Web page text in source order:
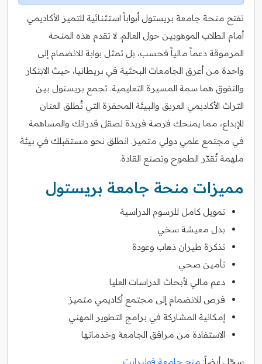
تفتح منحة جامعة بريستول أبواباً استثنائية للتميز الأكاديمي
أمام الطلاب الموهوبين حول العالم. لا تقدم هذه المنحة
المرموقة دعماً مالياً فحسب، بل تمثل بوابة للانضمام إلى
واحدة من أعرق الجامعات البحثية في بريطانيا، حيث الابتكار
والتفوق هما سمة المسيرة التعليمية. تجمع بريستول بين
التراث الأكاديمي العريق والبيئة المحفزة التي تُطلق العنان
للإبداع، مما يمنحك فرصة فريدة لصقل قدراتك والمساهمة
في مجتمع علمي دولي متميز. انطلق نحو مستقبلك في بيئة
ملهمة تُقدّر الطموح وتصنع القادة.
مميزات منحة جامعة بريستول
تمويل كامل للرسوم الدراسية
بدل معيشة سخي
تذكرة طيران ذهاب وعودة
تأمين صحي
دعم مالي لأبحاث الدراسات العليا
فرص للانضمام إلى مجتمع أكاديمي متميز
إمكانية المشاركة في برامج التطوير المهني
الاستفادة من مرافق الجامعة وخدماتها
سجّل أيضاً: منح جامعة فولبرايت